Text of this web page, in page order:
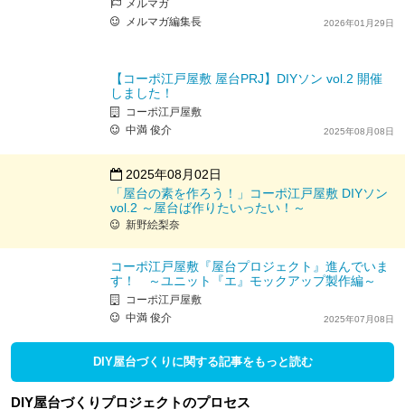
メルマガ
メルマガ編集長
2026年01月29日
【コーポ江戸屋敷 屋台PRJ】DIYソン vol.2 開催
しました！
コーポ江戸屋敷
中満 俊介
2025年08月08日
2025年08月02日
「屋台の素を作ろう！」コーポ江戸屋敷 DIYソン
vol.2 ～屋台ば作りたいったい！～
新野絵梨奈
コーポ江戸屋敷『屋台プロジェクト』進んでいま
す！ ～ユニット『エ』モックアップ製作編～
コーポ江戸屋敷
中満 俊介
2025年07月08日
DIY屋台づくりに関する記事をもっと読む
DIY屋台づくりプロジェクトのプロセス